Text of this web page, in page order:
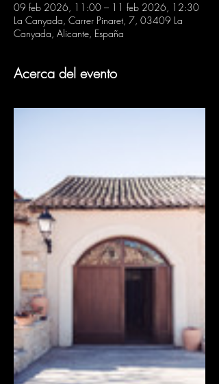
09 feb 2026, 11:00 – 11 feb 2026, 12:30
La Canyada, Carrer Pinaret, 7, 03409 La
Canyada, Alicante, España
Acerca del evento